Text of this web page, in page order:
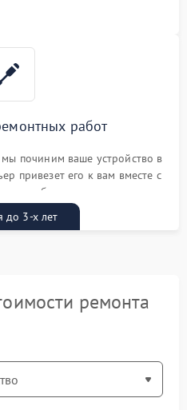
работ
починим ваше устройство в
привезет его к вам вместе с
бесплатно
до 3-х лет
ремонта